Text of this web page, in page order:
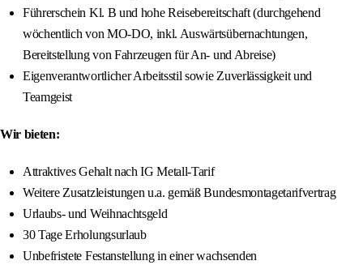
Führerschein Kl. B und hohe Reisebereitschaft (durchgehend
wöchentlich von MO-DO, inkl. Auswärtsübernachtungen,
Bereitstellung von Fahrzeugen für An- und Abreise)
Eigenverantwortlicher Arbeitsstil sowie Zuverlässigkeit und
Teamgeist
Wir bieten:
Attraktives Gehalt nach IG Metall-Tarif
Weitere Zusatzleistungen u.a. gemäß Bundesmontagetarifvertrag
Urlaubs- und Weihnachtsgeld
30 Tage Erholungsurlaub
Unbefristete Festanstellung in einer wachsenden